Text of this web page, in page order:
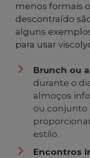
menos formais
descontraído
alguns
para usar
Brunch ou
durante o
almoços
ou conjunto
estilo.
Encontros